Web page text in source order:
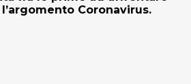
Coronavirus.